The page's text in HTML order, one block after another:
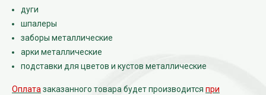
дуги
шпалеры
заборы металлические
арки металлические
подставки для цветов и кустов металлические
Оплата заказанного товара будет производится при